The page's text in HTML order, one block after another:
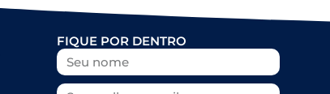
FIQUE POR DENTRO